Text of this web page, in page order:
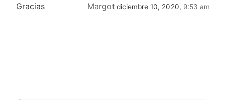
Margot diciembre 10, 2020, 9:53 am
Gracias